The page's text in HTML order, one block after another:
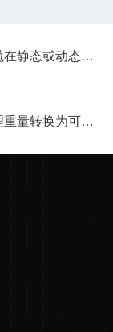
细线张力计是用于测量细线缆在静态或动态状态下张力的仪器
拉式称重传感器是一种将物理重量转换为可测量电信号的装置